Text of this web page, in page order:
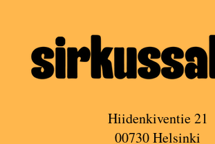
Hiidenkiventie 21
00730 Helsinki